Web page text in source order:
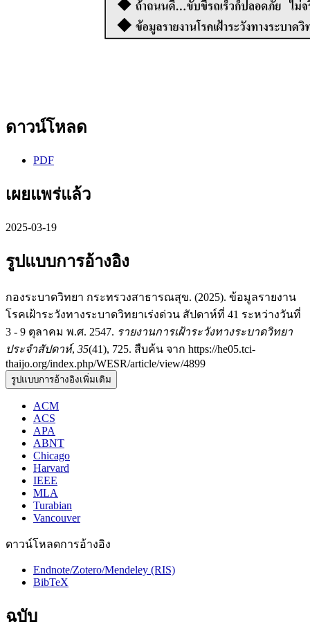
ดาวน์โหลด
PDF
เผยแพร่แล้ว
2025-03-19
รูปแบบการอ้างอิง
กองระบาดวิทยา กระทรวงสาธารณสุข. (2025). ข้อมูลรายงาน
โรคเฝ้าระวังทางระบาดวิทยาเร่งด่วน สัปดาห์ที่ 41 ระหว่างวันที่
3 - 9 ตุลาคม พ.ศ. 2547. รายงานการเฝ้าระวังทางระบาดวิทยา
ประจำสัปดาห์, 35(41), 725. สืบค้น จาก https://he05.tci-
thaijo.org/index.php/WESR/article/view/4899
รูปแบบการอ้างอิงเพิ่มเติม
ACM
ACS
APA
ABNT
Chicago
Harvard
IEEE
MLA
Turabian
Vancouver
ดาวน์โหลดการอ้างอิง
Endnote/Zotero/Mendeley (RIS)
BibTeX
ฉบับ